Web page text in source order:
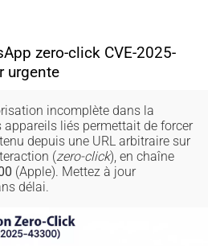
zero-click CVE-2025-
urgente
incomplète dans la
liés permettait de forcer
depuis une URL arbitraire sur
(zero-click), en chaîne
(Apple). Mettez à jour
délai.